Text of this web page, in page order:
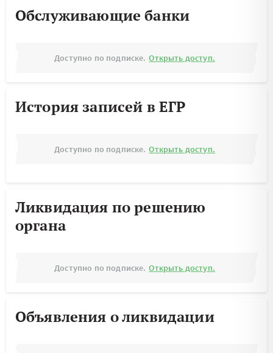
Обслуживающие банки
Доступно по подписке. Открыть доступ.
История записей в ЕГР
Доступно по подписке. Открыть доступ.
Ликвидация по решению
органа
Доступно по подписке. Открыть доступ.
Объявления о ликвидации